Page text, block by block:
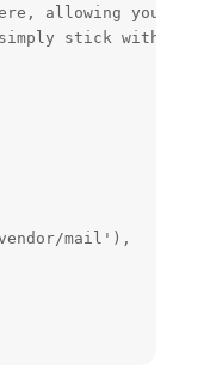
allowing you
stick with
mail'),